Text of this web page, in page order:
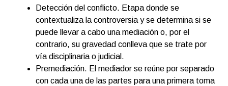
Detección del conflicto. Etapa donde se
contextualiza la controversia y se determina si se
puede llevar a cabo una mediación o, por el
contrario, su gravedad conlleva que se trate por
vía disciplinaria o judicial.
Premediación. El mediador se reúne por separado
con cada una de las partes para una primera toma